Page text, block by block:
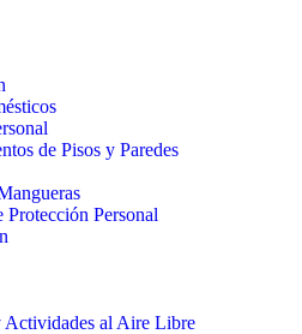
de Pisos y Paredes
Protección Personal
Actividades al Aire Libre